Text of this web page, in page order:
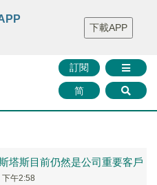
財華證券 媒體矩陣
智庫沙龍
聯絡我們
訂閱
简
下載APP
塔斯目前仍然是公司重要客戶
午2:58